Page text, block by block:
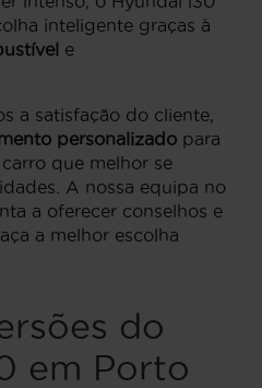
inteligente graças à
e
a satisfação do cliente,
personalizado para
que melhor se
A nossa equipa no
a oferecer conselhos e
a melhor escolha
do
em Porto